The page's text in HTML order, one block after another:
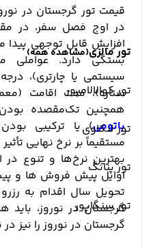
تور مالزی(مشاهده همه)
تور کوالالامپور
تور لنکاوی
تور پنانگ
تور سنگاپور
قیمت تور گرجستان در
در اوج فصل سفر، در
افزایش قابل توجهی
بستگی دارد. عواملی
همچنین تک‌مقصده
باتومی) یا ترکیبی
مستقیماً بر نرخ نهایی
بهترین نرخ‌ها و تنوع
اوایل پیش‌ فروش‌ ها و
تحویل سال اقدام به
گرجستان در نوروز، باید
گرجستان در نوروز را نیز